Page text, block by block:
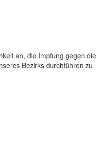
an, die Impfung gegen die
Bezirks durchführen zu